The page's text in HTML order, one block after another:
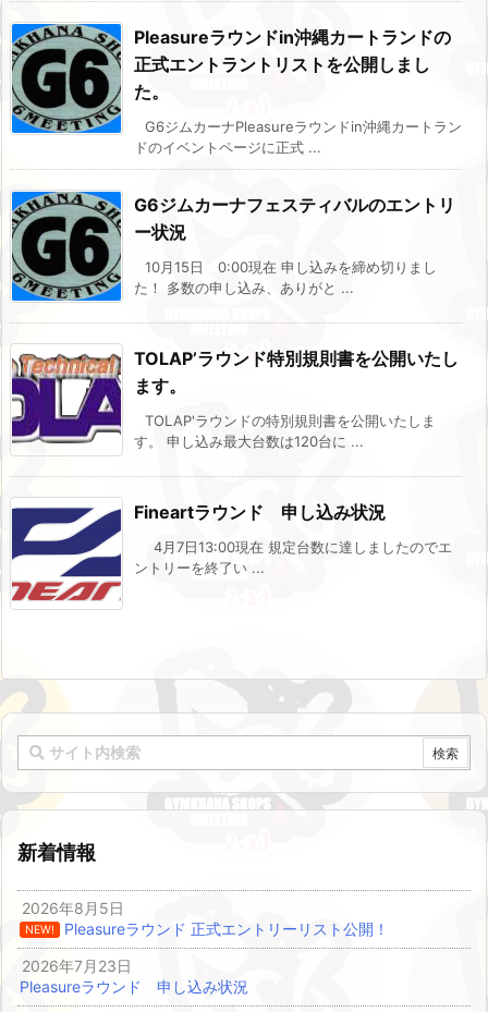
Pleasureラウンドin沖縄カートランドの
正式エントラントリストを公開しまし
た。
G6ジムカーナPleasureラウンドin沖縄カートラン
ドのイベントページに正式 ...
G6ジムカーナフェスティバルのエントリ
ー状況
10月15日 0:00現在 申し込みを締め切りまし
た！ 多数の申し込み、ありがと ...
TOLAP’ラウンド特別規則書を公開いたし
ます。
TOLAP'ラウンドの特別規則書を公開いたしま
す。 申し込み最大台数は120台に ...
Fineartラウンド 申し込み状況
4月7日13:00現在 規定台数に達しましたのでエ
ントリーを終了い ...
新着情報
2026年8月5日
NEW!
Pleasureラウンド 正式エントリーリスト公開！
2026年7月23日
Pleasureラウンド 申し込み状況